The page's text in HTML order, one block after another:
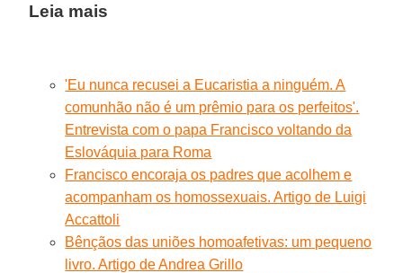
Leia mais
'Eu nunca recusei a Eucaristia a ninguém. A
comunhão não é um prêmio para os perfeitos'.
Entrevista com o papa Francisco voltando da
Eslováquia para Roma
Francisco encoraja os padres que acolhem e
acompanham os homossexuais. Artigo de Luigi
Accattoli
Bênçãos das uniões homoafetivas: um pequeno
livro. Artigo de Andrea Grillo